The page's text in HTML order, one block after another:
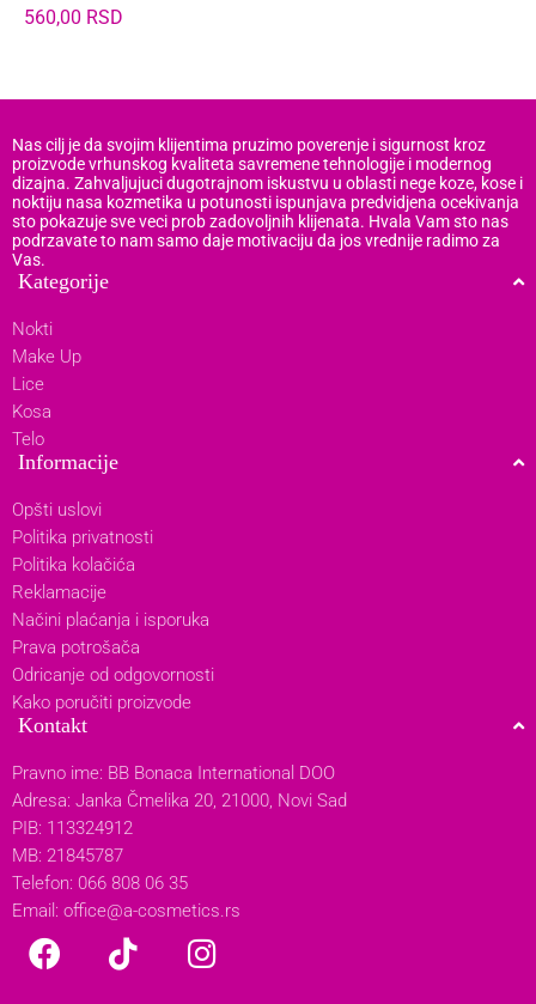
560,00 RSD
Nas cilj je da svojim klijentima pruzimo poverenje i sigurnost kroz
proizvode vrhunskog kvaliteta savremene tehnologije i modernog
dizajna. Zahvaljujuci dugotrajnom iskustvu u oblasti nege koze, kose i
noktiju nasa kozmetika u potunosti ispunjava predvidjena ocekivanja
sto pokazuje sve veci prob zadovoljnih klijenata. Hvala Vam sto nas
podrzavate to nam samo daje motivaciju da jos vrednije radimo za
Vas.
Kategorije
Nokti
Make Up
Lice
Kosa
Telo
Informacije
Opšti uslovi
Politika privatnosti
Politika kolačića
Reklamacije
Načini plaćanja i isporuka
Prava potrošača
Odricanje od odgovornosti
Kako poručiti proizvode
Kontakt
Pravno ime: BB Bonaca International DOO
Adresa: Janka Čmelika 20, 21000, Novi Sad
PIB: 113324912
MB: 21845787
Telefon: 066 808 06 35
Email: office@a-cosmetics.rs